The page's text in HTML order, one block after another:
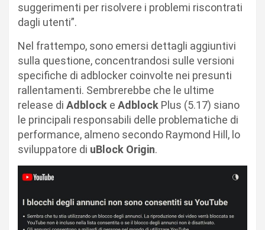
suggerimenti per risolvere i problemi riscontrati
dagli utenti”.
Nel frattempo, sono emersi dettagli aggiuntivi
sulla questione, concentrandosi sulle versioni
specifiche di adblocker coinvolte nei presunti
rallentamenti. Sembrerebbe che le ultime
release di Adblock e Adblock Plus (5.17) siano
le principali responsabili delle problematiche di
performance, almeno secondo Raymond Hill, lo
sviluppatore di uBlock Origin.